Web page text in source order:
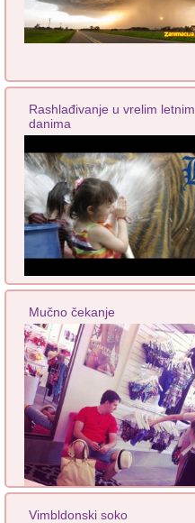
Rashlađivanje u vrelim letnim
danima
Mučno čekanje
Vimbldonski soko